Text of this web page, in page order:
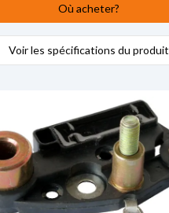
Où acheter?
Voir les spécifications du produit